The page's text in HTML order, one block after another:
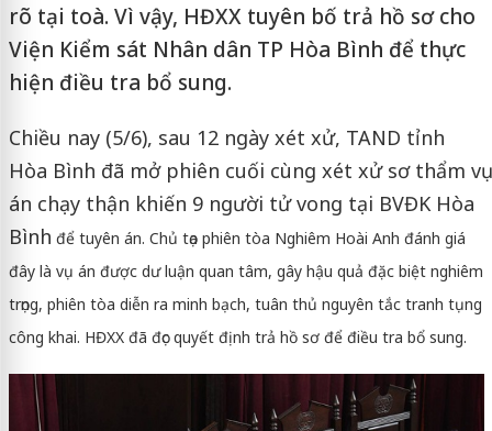
rõ tại toà. Vì vậy, HĐXX tuyên bố trả hồ sơ cho
Viện Kiểm sát Nhân dân TP Hòa Bình để thực
hiện điều tra bổ sung.
Chiều nay (5/6), sau 12 ngày xét xử, TAND tỉnh
Hòa Bình đã mở phiên cuối cùng xét xử sơ thẩm vụ
án chạy thận khiến 9 người tử vong tại BVĐK Hòa
Bình để tuyên án. Chủ tọa phiên tòa Nghiêm Hoài Anh đánh giá
đây là vụ án được dư luận quan tâm, gây hậu quả đặc biệt nghiêm
trọng, phiên tòa diễn ra minh bạch, tuân thủ nguyên tắc tranh tụng
công khai. HĐXX đã đọc quyết định trả hồ sơ để điều tra bổ sung.